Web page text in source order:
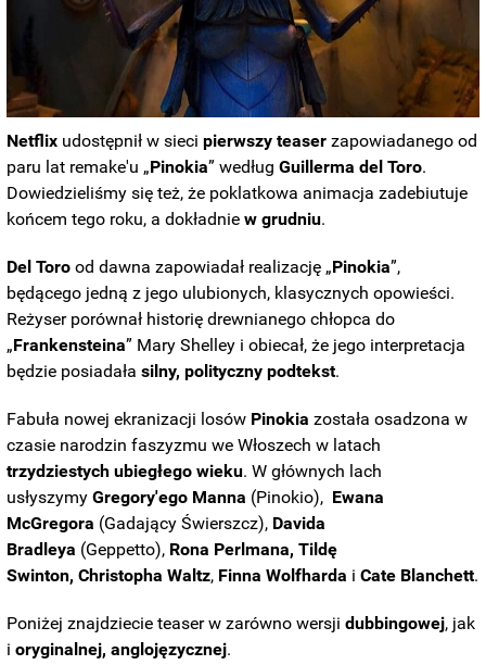
Netflix udostępnił w sieci pierwszy teaser zapowiadanego od
paru lat remake'u „Pinokia” wedługGuillerma del Toro.
Dowiedzieliśmy się też, że poklatkowa animacja zadebiutuje
końcem tego roku, a dokładniew grudniu.
Del Toro od dawna zapowiadał realizację „Pinokia”,
będącego jedną z jego ulubionych, klasycznych opowieści.
Reżyser porównał historię drewnianego chłopca do
„Frankensteina” Mary Shelley i obiecał, że jego interpretacja
będzie posiadałasilny, polityczny podtekst.
Fabuła nowej ekranizacji losów Pinokia została osadzona w
czasie narodzin faszyzmu we Włoszech w latach
trzydziestych ubiegłego wieku. W głównych lach
usłyszymyGregory'ego Manna (Pinokio), Ewana
McGregora (Gadający Świerszcz), Davida
Bradleya (Geppetto), Rona Perlmana, Tildę
Swinton,Christopha Waltz, Finna Wolfharda iCate Blanchett.
Poniżej znajdziecie teaser w zarówno wersjidubbingowej, jak
ioryginalnej, anglojęzycznej.